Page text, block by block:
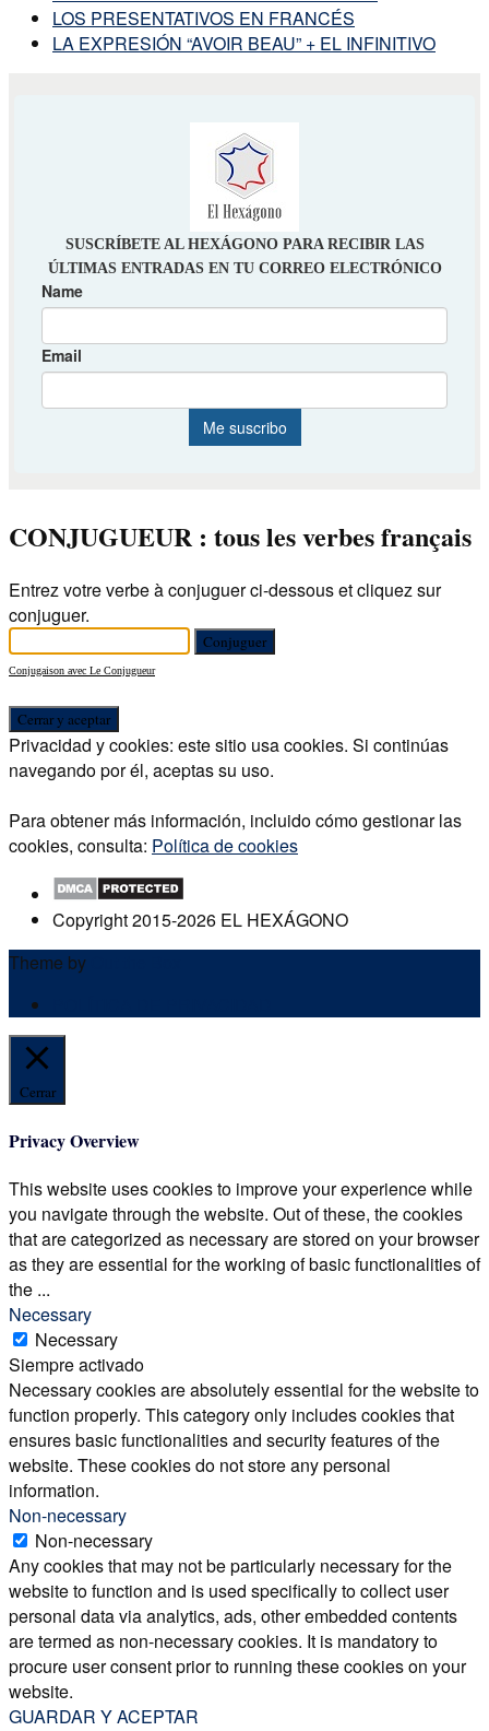
LOS PRESENTATIVOS EN FRANCÉS
LA EXPRESIÓN “AVOIR BEAU” + EL INFINITIVO
CONJUGUEUR : tous les verbes français
Entrez votre verbe à conjuguer ci-dessous et cliquez sur
conjuguer.
Conjugaison avec Le Conjugueur
Privacidad y cookies: este sitio usa cookies. Si continúas
navegando por él, aceptas su uso.
Para obtener más información, incluido cómo gestionar las
cookies, consulta: Política de cookies
Copyright 2015-2026 EL HEXÁGONO
Theme by
Cerrar
Privacy Overview
This website uses cookies to improve your experience while
you navigate through the website. Out of these, the cookies
that are categorized as necessary are stored on your browser
as they are essential for the working of basic functionalities of
the ...
Necessary
Necessary
Siempre activado
Necessary cookies are absolutely essential for the website to
function properly. This category only includes cookies that
ensures basic functionalities and security features of the
website. These cookies do not store any personal
information.
Non-necessary
Non-necessary
Any cookies that may not be particularly necessary for the
website to function and is used specifically to collect user
personal data via analytics, ads, other embedded contents
are termed as non-necessary cookies. It is mandatory to
procure user consent prior to running these cookies on your
website.
GUARDAR Y ACEPTAR